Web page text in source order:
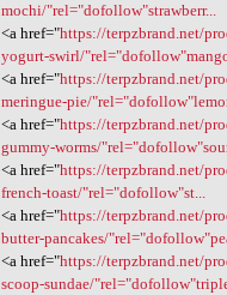
mochi/"rel="dofollow"strawberr...
<a href="https://terpzbrand.net/
yogurt-swirl/
<a href="https://terpzbrand.net/
meringue-pie/
<a href="https://terpzbrand.net/
gummy-worms/
<a href="https://terpzbrand.net/
french-toast/"rel="dofollow"st...
<a href="https://terpzbrand.net/
butter-pancakes/
<a href="https://terpzbrand.net/
scoop-sundae/